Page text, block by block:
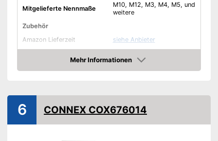
Mitgelieferte Nennmaße
M10, M12, M3, M4, M5, und
weitere
Zubehör
Amazon Lieferzeit
siehe Anbieter
Mehr Informationen
Amazon
6 CONNEX COX676014